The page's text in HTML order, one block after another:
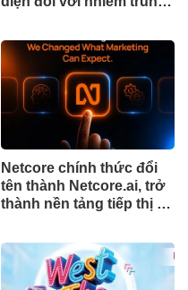
qua Nghiên cứu lâm
sàng một triệu ca toàn
cầu (GMCS)
Netcore chính thức đổi
tên thành Netcore.ai, trở
thành nền tảng tiếp thị tự
chia sẻ trách nhiệm tăng
trưởng khách hàng